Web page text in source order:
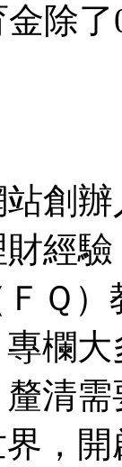
除
站創
經
Ｑ
欄
清
，